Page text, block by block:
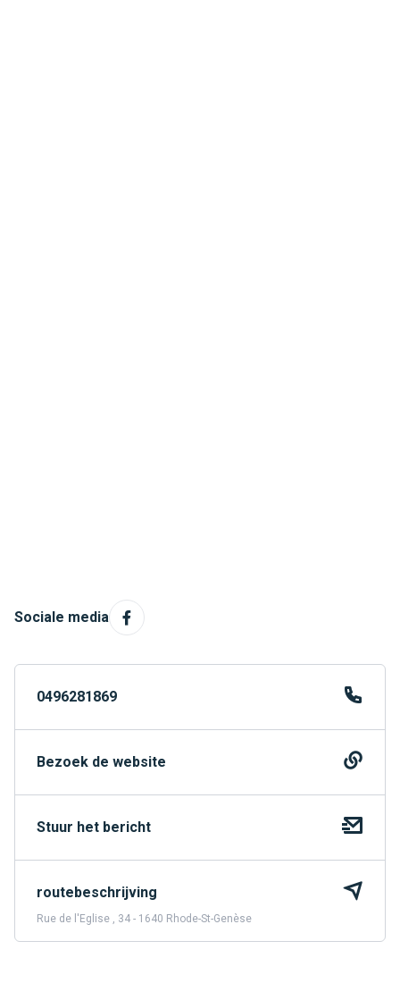
Sociale media
0496281869
Bezoek de website
Stuur het bericht
routebeschrijving
Rue de l'Eglise , 34 - 1640 Rhode-St-Genèse